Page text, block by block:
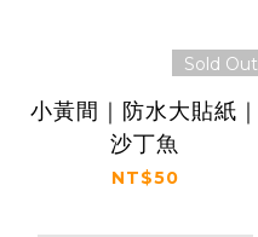
Sold Out
小黃間｜防水大貼紙｜
沙丁魚
NT$50